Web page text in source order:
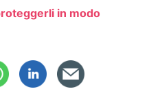
in modo